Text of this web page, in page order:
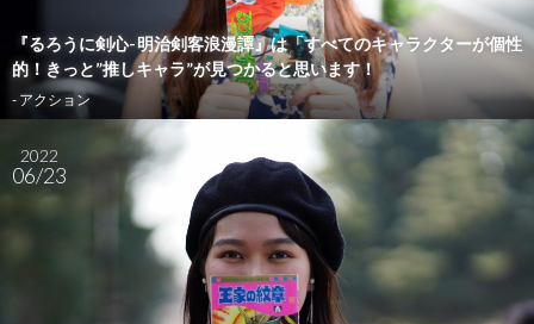
『るろうに剣心-明治剣客浪漫譚』は「すべてのキャラクターが個性
的！きっと”推しキャラ”が見つかると思います！
- アクション
2022
06/23